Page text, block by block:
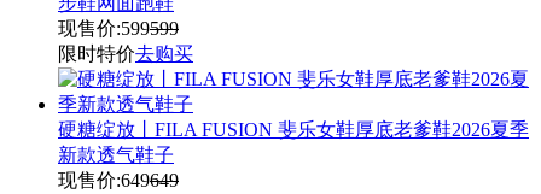
现售价:599599
限时特价去购买
硬糖绽放丨FILA FUSION 斐乐女鞋厚底老爹鞋2026夏季
新款透气鞋子
现售价:649649